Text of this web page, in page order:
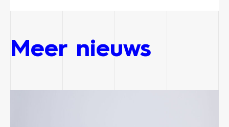
Meer nieuws